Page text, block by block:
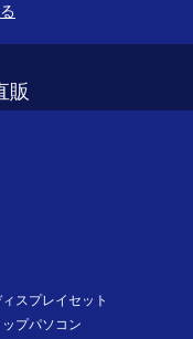
販
スプレイセット
プパソコン